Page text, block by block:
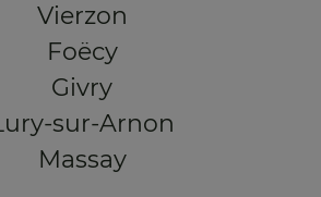
Vierzon
Foëcy
Givry
sur-Arnon
Massay